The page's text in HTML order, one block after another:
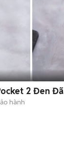
2 Đen
hành